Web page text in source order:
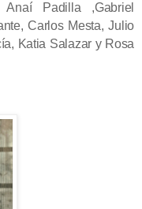
Padilla ,Gabriel
Carlos Mesta, Julio
Katia Salazar y Rosa